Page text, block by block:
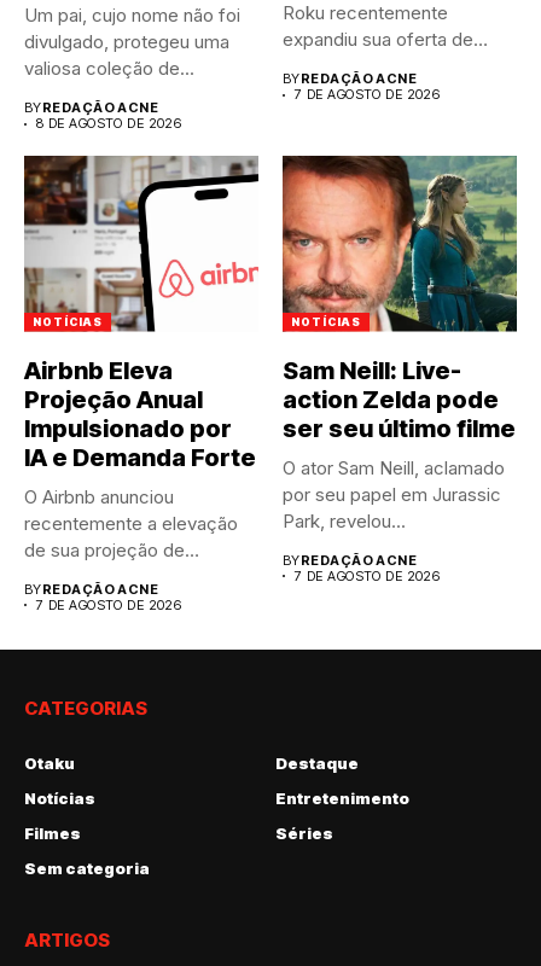
Um pai, cujo nome não foi
divulgado, protegeu uma
valiosa coleção de...
BYREDAÇÃO ACNE
8 DE AGOSTO DE 2026
Roku recentemente
expandiu sua oferta de
canais FAST,...
BYREDAÇÃO ACNE
7 DE AGOSTO DE 2026
NOTÍCIAS
Airbnb Eleva
Projeção Anual
Impulsionado por
IA e Demanda Forte
O Airbnb anunciou
recentemente a elevação
de sua projeção de
BYREDAÇÃO ACNE
7 DE AGOSTO DE 2026
NOTÍCIAS
Sam Neill: Live-
action Zelda pode
ser seu último filme
O ator Sam Neill, aclamado
por seu papel em Jurassic
Park, revelou...
BYREDAÇÃO ACNE
7 DE AGOSTO DE 2026
CATEGORIAS
Otaku
Destaque
Notícias
Entretenimento
Filmes
Séries
Sem categoria
ARTIGOS